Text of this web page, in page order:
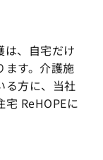
は、自宅だけ
ます。介護施
る方に、当社
ReHOPEに